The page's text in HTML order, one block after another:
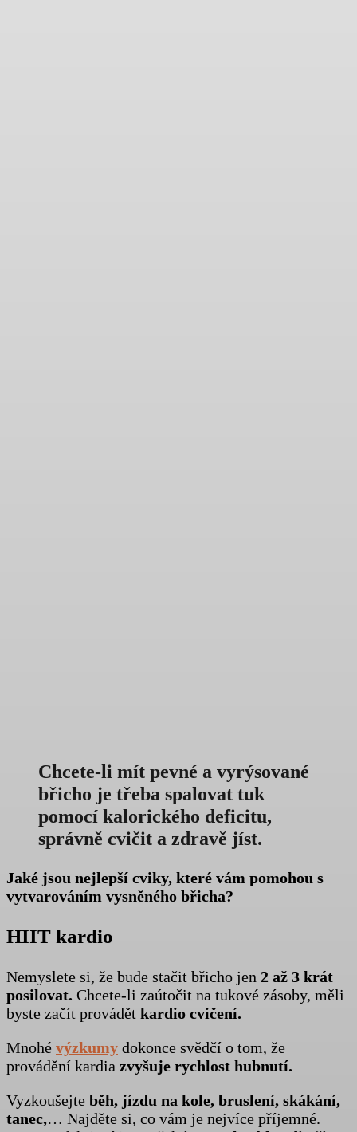
Chcete-li mít pevné a vyrýsované
břicho je třeba spalovat tuk
pomocí kalorického deficitu,
správně cvičit a zdravě jíst.
Jaké jsou nejlepší cviky, které vám pomohou s
vytvarováním vysněného břicha?
HIIT kardio
Nemyslete si, že bude stačit břicho jen 2 až 3 krát
posilovat. Chcete-li zaútočit na tukové zásoby, měli
byste začít provádět kardio cvičení.
Mnohé výzkumy dokonce svědčí o tom, že
provádění kardia zvyšuje rychlost hubnutí.
Vyzkoušejte běh, jízdu na kole, bruslení, skákání,
tanec,… Najděte si, co vám je nejvíce příjemné.